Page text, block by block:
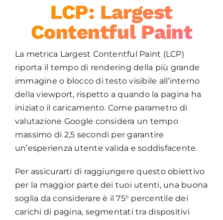
LCP: Largest
Contentful Paint
La metrica Largest Contentful Paint (LCP)
riporta il tempo di rendering della più grande
immagine o blocco di testo visibile all’interno
della viewport, rispetto a quando la pagina ha
iniziato il caricamento. Come parametro di
valutazione Google considera un tempo
massimo di 2,5 secondi per garantire
un’esperienza utente valida e soddisfacente.
Per assicurarti di raggiungere questo obiettivo
per la maggior parte dei tuoi utenti, una buona
soglia da considerare è il 75° percentile dei
carichi di pagina, segmentati tra dispositivi